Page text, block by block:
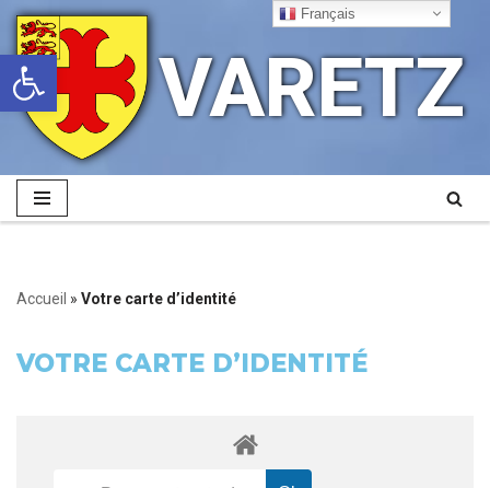
Ouvrir la barre d’outils
Aller
au
contenu
VARETZ
Accueil » Votre carte d’identité
VOTRE CARTE D’IDENTITÉ
Français